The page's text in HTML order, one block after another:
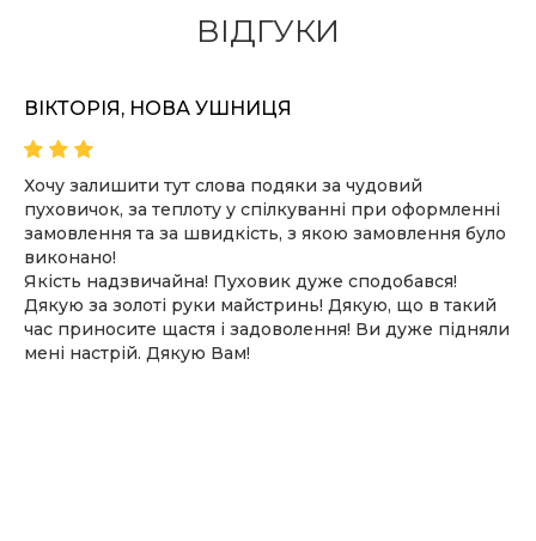
ВІДГУКИ
ВІКТОРІЯ, НОВА УШНИЦЯ
Хочу залишити тут слова подяки за чудовий
пуховичок, за теплоту у спілкуванні при оформленні
замовлення та за швидкість, з якою замовлення було
виконано!
Якість надзвичайна! Пуховик дуже сподобався!
Дякую за золоті руки майстринь! Дякую, що в такий
час приносите щастя і задоволення! Ви дуже підняли
мені настрій. Дякую Вам!